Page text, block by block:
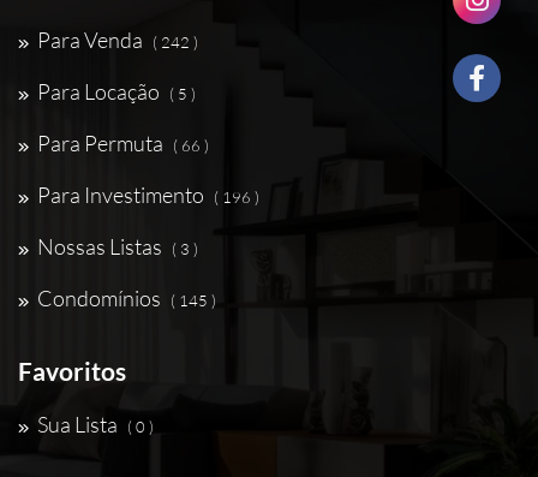
Para Venda ( 242 )
Para Locação ( 5 )
Para Permuta ( 66 )
Para Investimento ( 196 )
Nossas Listas ( 3 )
Condomínios ( 145 )
Favoritos
Sua Lista ( 0 )